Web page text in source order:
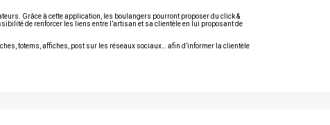
Grâce à cette application, les boulangers pourront proposer du click &
de renforcer les liens entre l’artisan et sa clientèle en lui proposant de
totems, affiches, post sur les réseaux sociaux… afin d’informer la clientèle